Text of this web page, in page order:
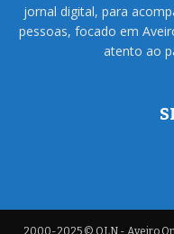
jornal digital, para
pessoas, focado em
atento ao
2000-2025 © OLN - Aveiro